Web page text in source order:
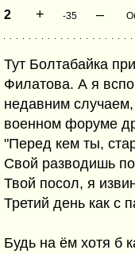
2 + -35 –
Тут Болтабайка
Филатова. А я
недавним
военном форуме
"Перед кем ты,
Свой разводишь
Твой посол, я
Третий день как с
Будь на ём хотя б